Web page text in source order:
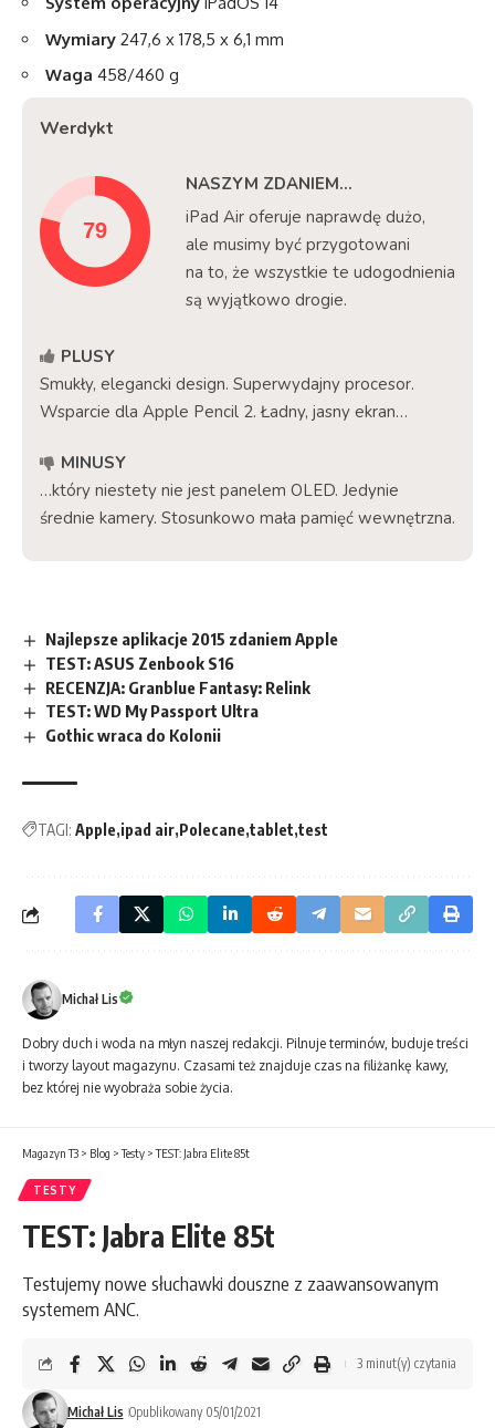
Wymiary 247,6 x 178,5 x 6,1 mm
Waga 458/460 g
Werdykt
NASZYM ZDANIEM...
iPad Air oferuje naprawdę dużo,
ale musimy być przygotowani
na to, że wszystkie te udogodnienia
są wyjątkowo drogie.
PLUSY
Smukły, elegancki design. Superwydajny procesor.
Wsparcie dla Apple Pencil 2. Ładny, jasny ekran…
MINUSY
…który niestety nie jest panelem OLED. Jedynie
średnie kamery. Stosunkowo mała pamięć wewnętrzna.
Najlepsze aplikacje 2015 zdaniem Apple
TEST: ASUS Zenbook S16
RECENZJA: Granblue Fantasy: Relink
TEST: WD My Passport Ultra
Gothic wraca do Kolonii
TAGI: Apple ipad air Polecane tablet test
Michał Lis
Dobry duch i woda na młyn naszej redakcji. Pilnuje terminów, buduje treści
i tworzy layout magazynu. Czasami też znajduje czas na filiżankę kawy,
bez której nie wyobraża sobie życia.
Magazyn T3 > Blog >Testy >TEST: Jabra Elite 85t
TESTY
TEST: Jabra Elite 85t
Testujemy nowe słuchawki douszne z zaawansowanym
systemem ANC.
Michał Lis Opublikowany 05/01/2021
3 minut(y) czytania